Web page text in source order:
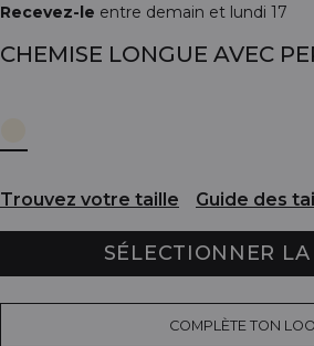
Recevez-le entre demain et lundi 17
CHEMISE LONGUE AVEC
Trouvez votre taille Guide des
SÉLECTIONNER
COMPLÈTE TON